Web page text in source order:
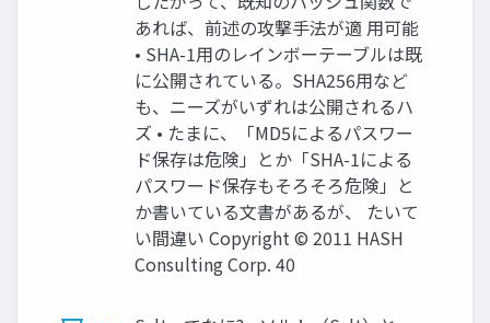
あれば、前述の攻撃手法が適 用可能
• SHA-1用のレインボーテーブルは既
に公開されている。SHA256用など
も、ニーズがいずれは公開されるハ
ズ • たまに、「MD5によるパスワー
ド保存は危険」とか「SHA-1による
パスワード保存もそろそろ危険」と
か書いている文書があるが、 たいて
い間違い Copyright © 2011 HASH
Consulting Corp. 40